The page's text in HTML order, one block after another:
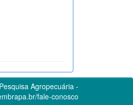
Agropecuária -
fale-conosco